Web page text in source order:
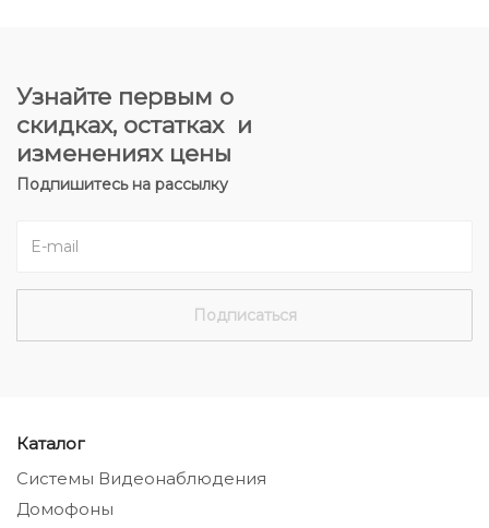
Узнайте первым о
скидках, остатках и
изменениях цены
Подпишитесь на рассылку
Каталог
Системы Видеонаблюдения
Домофоны